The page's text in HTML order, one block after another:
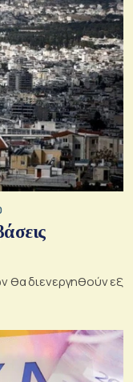
θα διενεργηθούν εξ